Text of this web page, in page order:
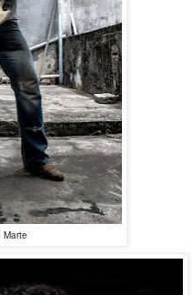
Marte